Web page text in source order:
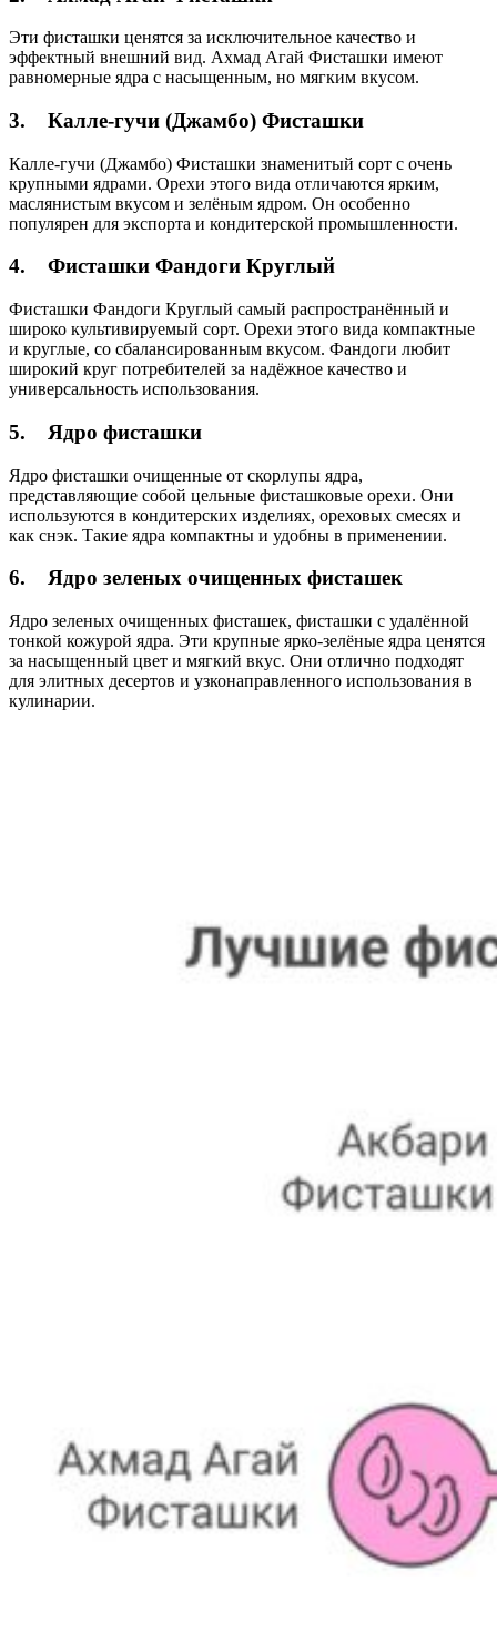
Эти фисташки ценятся за исключительное качество и
эффектный внешний вид. Ахмад Агай Фисташки имеют
равномерные ядра с насыщенным, но мягким вкусом.
3. Калле-гучи (Джамбо) Фисташки
Калле-гучи (Джамбо) Фисташки знаменитый сорт с очень
крупными ядрами. Орехи этого вида отличаются ярким,
маслянистым вкусом и зелёным ядром. Он особенно
популярен для экспорта и кондитерской промышленности.
4. Фисташки Фандоги Круглый
Фисташки Фандоги Круглый самый распространённый и
широко культивируемый сорт. Орехи этого вида компактные
и круглые, со сбалансированным вкусом. Фандоги любит
широкий круг потребителей за надёжное качество и
универсальность использования.
5. Ядро фисташки
Ядро фисташки очищенные от скорлупы ядра,
представляющие собой цельные фисташковые орехи. Они
используются в кондитерских изделиях, ореховых смесях и
как снэк. Такие ядра компактны и удобны в применении.
6. Ядро зеленых очищенных фисташек
Ядро зеленых очищенных фисташек, фисташки с удалённой
тонкой кожурой ядра. Эти крупные ярко-зелёные ядра ценятся
за насыщенный цвет и мягкий вкус. Они отлично подходят
для элитных десертов и узконаправленного использования в
кулинарии.